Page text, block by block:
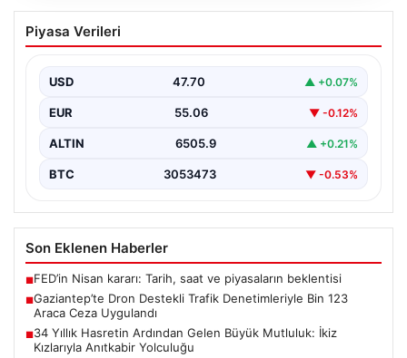
Gaziantep’te Dron Destekli Trafik
Denetimleriyle Bin 123 Araca Ceza
Gaziantep'te trafik güvenliğini artırmak amacıyla
jandarma ekipleri dron teknolojisinin desteğiyle…
Piyasa Verileri
USD 47.70 ▲ +0.07%
EUR 55.06 ▼ -0.12%
ALTIN 6505.9 ▲ +0.21%
BTC 3053473 ▼ -0.53%
Son Eklenen Haberler
■FED’in Nisan kararı: Tarih, saat ve piyasaların beklentisi
■Gaziantep’te Dron Destekli Trafik Denetimleriyle Bin 123
Araca Ceza Uygulandı
■34 Yıllık Hasretin Ardından Gelen Büyük Mutluluk: İkiz
Kızlarıyla Anıtkabir Yolculuğu